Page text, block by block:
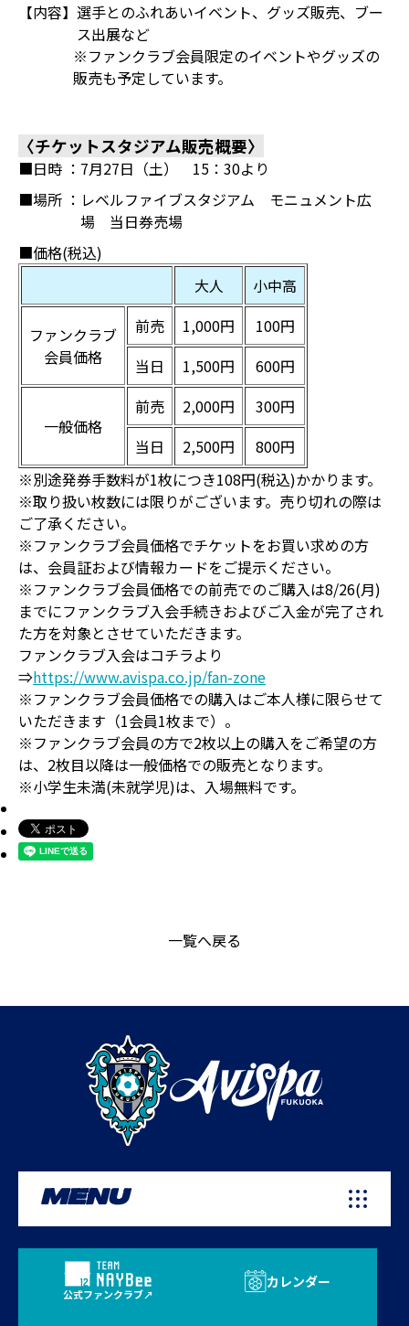
【内容】 選手とのふれあいイベント、グッズ販売、ブー
ス出展など
※ファンクラブ会員限定のイベントやグッズの
販売も予定しています。
〈チケットスタジアム販売概要〉
■日時 ： 7月27日（土） 15：30より
■場所 ： レベルファイブスタジアム モニュメント広
場 当日券売場
■価格(税込)
大人
小中高
ファンクラブ
会員価格
前売 1,000円
100円
当日
1,500円 600円
一般価格
前売 2,000円
300円
当日
2,500円
800円
※別途発券手数料が1枚につき108円(税込)かかります。
※取り扱い枚数には限りがございます。売り切れの際は
ご了承ください。
※ファンクラブ会員価格でチケットをお買い求めの方
は、会員証および情報カードをご提示ください。
※ファンクラブ会員価格での前売でのご購入は8/26(月)
までにファンクラブ入会手続きおよびご入金が完了され
た方を対象とさせていただきます。
ファンクラブ入会はコチラより
⇒https://www.avispa.co.jp/fan-zone
※ファンクラブ会員価格での購入はご本人様に限らせて
いただきます（1会員1枚まで）。
※ファンクラブ会員の方で2枚以上の購入をご希望の方
は、2枚目以降は一般価格での販売となります。
※小学生未満(未就学児)は、入場無料です。
一覧へ戻る
MENU
公式ファンクラブ
カレンダー